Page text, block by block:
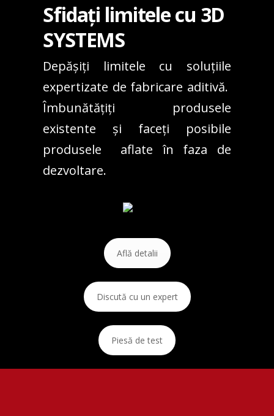
Sfidați limitele cu 3D
SYSTEMS
Depășiți limitele cu soluțiile
expertizate de fabricare aditivă.
Îmbunătățiți produsele
existente și faceți posibile
produsele aflate în faza de
dezvoltare.
Află detalii
Discută cu un expert
Piesă de test